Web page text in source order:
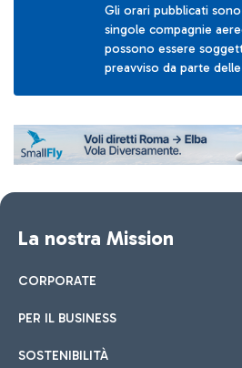
Gli orari pubblicati
singole compagnie
possono essere
preavviso da parte
La nostra Mission
CORPORATE
PER IL BUSINESS
SOSTENIBILITÀ